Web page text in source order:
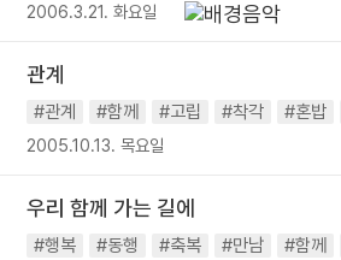
2006.3.21. 화요일
관계
#관계 #함께 #고립 #착각 #혼밥
2005.10.13. 목요일
우리 함께 가는 길에
#행복 #동행 #축복 #만남 #함께